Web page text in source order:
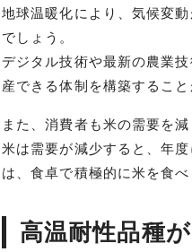
地球温暖化により、気候変
でしょう。
デジタル技術や最新の農業
産できる体制を構築すること
また、消費者も米の需要を
米は需要が減少すると、年
は、食卓で積極的に米を食
高温耐性品種